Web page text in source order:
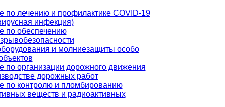
по лечению и профилактике COVID-19
инфекция)
по обеспечению
и молниезащиты особо
по организации дорожного движения
дорожных работ
по контролю и пломбированию
веществ и радиоактивных